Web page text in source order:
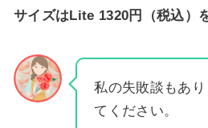
サイズはLite 1320円（税込）
私の失敗談もあ
てください。